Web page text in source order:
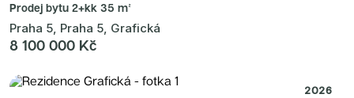
Prodej bytu 2+kk 35 m²
Praha 5, Praha 5, Grafická
8 100 000 Kč
2026